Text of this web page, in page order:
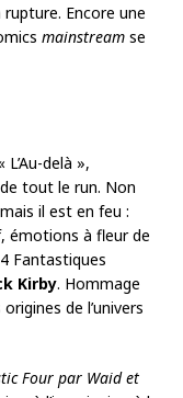
rupture. Encore une
mainstream se
L’Au-delà »,
tout le run. Non
il est en feu :
émotions à fleur de
Fantastiques
Kirby. Hommage
de l’univers
Four par Waid et